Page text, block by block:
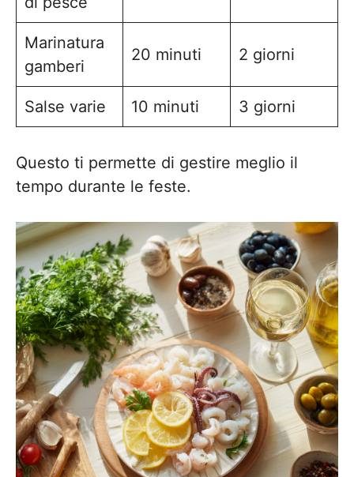
Marinatura
gamberi
20 minuti 2 giorni
Salse varie 10 minuti 3 giorni
Questo ti permette di gestire meglio il
tempo durante le feste.